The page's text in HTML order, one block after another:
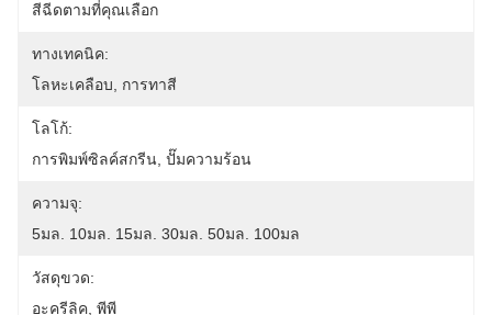
สีฉีดตามที่คุณเลือก
ทางเทคนิค:
โลหะเคลือบ, การทาสี
โลโก้:
การพิมพ์ซิลค์สกรีน, ปั๊มความร้อน
ความจุ:
5มล. 10มล. 15มล. 30มล. 50มล. 100มล
วัสดุขวด:
อะครีลิค, พีพี